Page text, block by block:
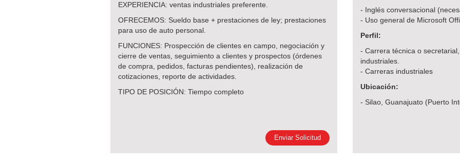
EXPERIENCIA: ventas industriales preferente.
OFRECEMOS: Sueldo base + prestaciones de ley; prestaciones
para uso de auto personal.
FUNCIONES: Prospección de clientes en campo, negociación y
cierre de ventas, seguimiento a clientes y prospectos (órdenes
de compra, pedidos, facturas pendientes), realización de
cotizaciones, reporte de actividades.
TIPO DE POSICIÓN: Tiempo completo
Enviar Solicitud
- Inglés conversacional
- Uso general de Microsoft
Perfil:
- Carrera técnica o
industriales.
- Carreras industriales
Ubicación:
- Silao, Guanajuato (Puerto